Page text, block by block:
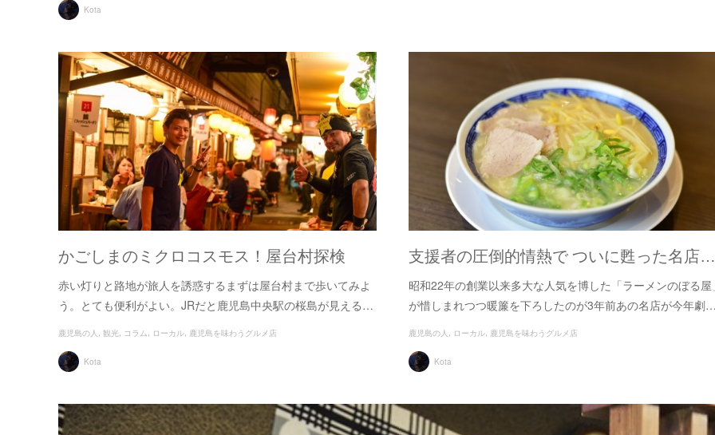
Kota
かごしまのミクロコスモス！屋台村探検
赤い灯りと路地が旅人を誘惑するまずは屋台村まで歩いてみよ
う。とても便利がよい。JRだと鹿児島中央駅の桜島が見える…
鹿児島の人 観光 コラム ローカル 鹿児島を味わうグルメ店
Kota
支援者の圧倒的情熱で ついに甦った名店…
昭和22年の創業以来多大な人気を博した「ラーメンのぼる屋
が惜しまれつつ暖簾を下ろしたのが3年前あの名店が今年劇…
鹿児島の人 ローカル 鹿児島を味わうグルメ店
Kota